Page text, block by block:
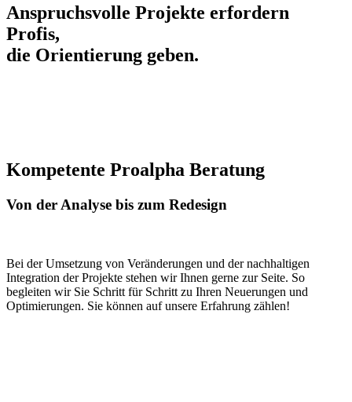
Anspruchsvolle Projekte erfordern
Profis,
die Orientierung geben.
Kompetente Proalpha Beratung
Von der Analyse bis zum Redesign
Bei der Umsetzung von Veränderungen und der nachhaltigen
Integration der Projekte stehen wir Ihnen gerne zur Seite. So
begleiten wir Sie Schritt für Schritt zu Ihren Neuerungen und
Optimierungen. Sie können auf unsere Erfahrung zählen!